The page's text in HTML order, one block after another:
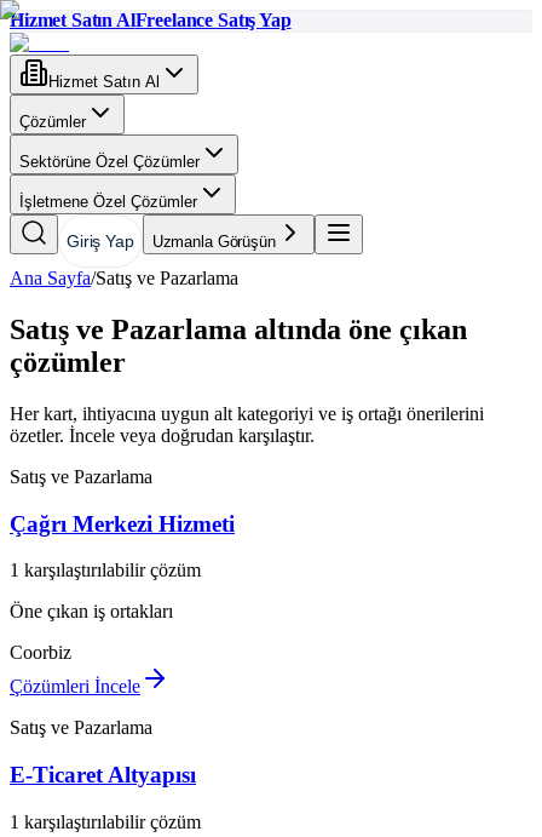
Hizmet Satın AlFreelance Satış Yap
Hizmet Satın Al
Çözümler
Sektörüne Özel Çözümler
İşletmene Özel Çözümler
Giriş Yap Uzmanla Görüşün
Ana Sayfa/Satış ve Pazarlama
Satış ve Pazarlama altında öne çıkan
çözümler
Her kart, ihtiyacına uygun alt kategoriyi ve iş ortağı önerilerini
özetler. İncele veya doğrudan karşılaştır.
Satış ve Pazarlama
Çağrı Merkezi Hizmeti
1 karşılaştırılabilir çözüm
Öne çıkan iş ortakları
Coorbiz
Çözümleri İncele
Satış ve Pazarlama
E-Ticaret Altyapısı
1 karşılaştırılabilir çözüm